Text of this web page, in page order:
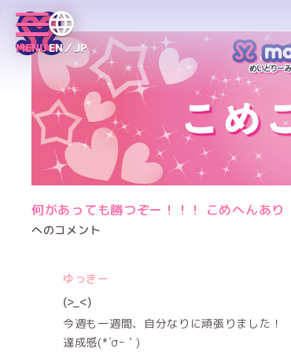
MENUEN／JP
何があっても勝つぞー！！！ こめへんあり
へのコメント
ゆっきー
(>_<)
今週も一週間、自分なりに頑張りました！
達成感(*´σｰ｀)